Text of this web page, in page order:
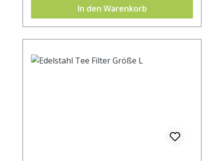
In den Warenkorb